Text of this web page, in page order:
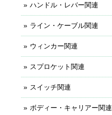
ハンドル・レバー関連
ライン・ケーブル関連
ウィンカー関連
スプロケット関連
スイッチ関連
ボディー・キャリアー関連